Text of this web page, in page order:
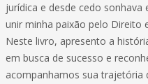
jurídica e desde cedo sonhava
unir minha paixão pelo Direito
Neste livro, apresento a
em busca de sucesso e
acompanhamos sua trajetória